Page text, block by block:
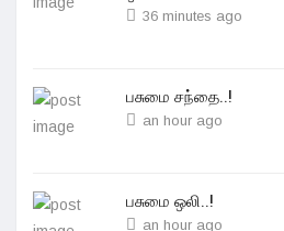
36 minutes ago
பசுமை சந்தை..!
an hour ago
பசுமை ஒலி..!
an hour ago